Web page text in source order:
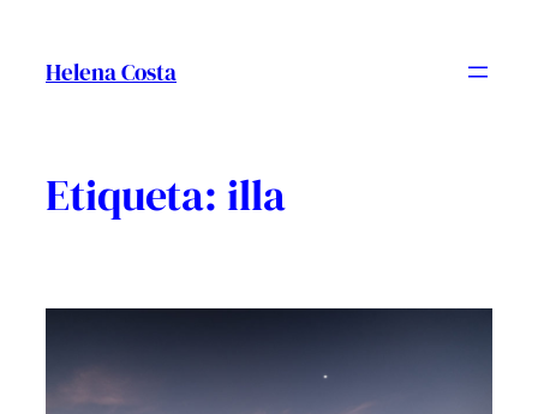
contingut
Helena Costa
Etiqueta: illa